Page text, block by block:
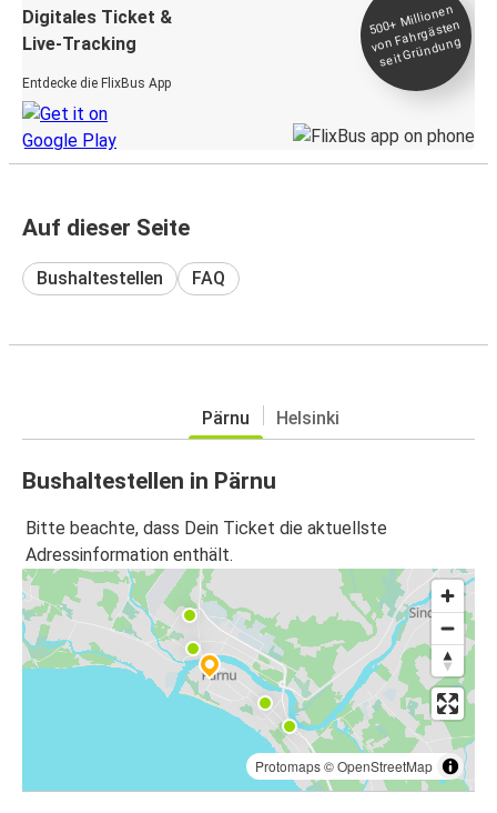
Digitales Ticket &
Live-Tracking
Entdecke die FlixBus App
500+
Millionen
von Fahrgästen
seit
Gründung
Auf dieser Seite
Bushaltestellen FAQ
Pärnu Helsinki
Bushaltestellen in Pärnu
Bitte beachte, dass Dein Ticket die aktuellste
Adressinformation enthält.
Protomaps©OpenStreetMap